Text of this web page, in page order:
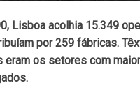
Lisboa acolhia 15.349
por 259 fábricas.
eram os setores com